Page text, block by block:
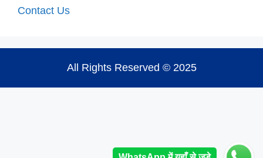
Contact Us
All Rights Reserved © 2025
WhatsApp में यहाँ से जुड़े